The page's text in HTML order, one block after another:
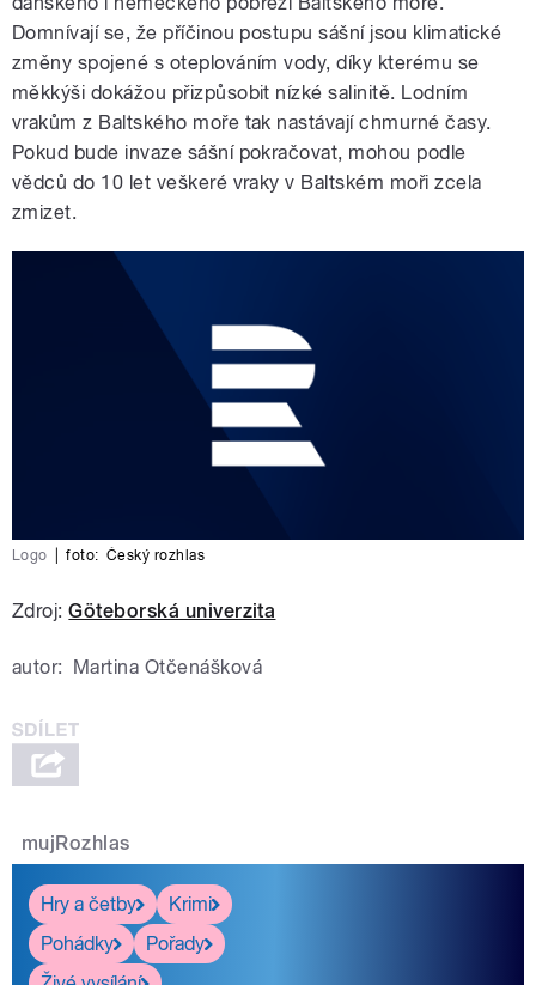
Domnívají se, že příčinou postupu sášní jsou klimatické
změny spojené s oteplováním vody, díky kterému se
měkkýši dokážou přizpůsobit nízké salinitě. Lodním
vrakům z Baltského moře tak nastávají chmurné časy.
Pokud bude invaze sášní pokračovat, mohou podle
vědců do 10 let veškeré vraky v Baltském moři zcela
zmizet.
Logo foto: Český rozhlas
Zdroj:Göteborská univerzita
autor: Martina Otčenášková
mujRozhlas
Hry a četby
Krimi
Pohádky
Pořady